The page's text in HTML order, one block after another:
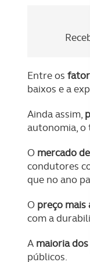
Entre os
baixos e a
Ainda assim,
autonomia, o
O mercado
condutores
que no ano
O preço mais
com a
A maioria
públicos.